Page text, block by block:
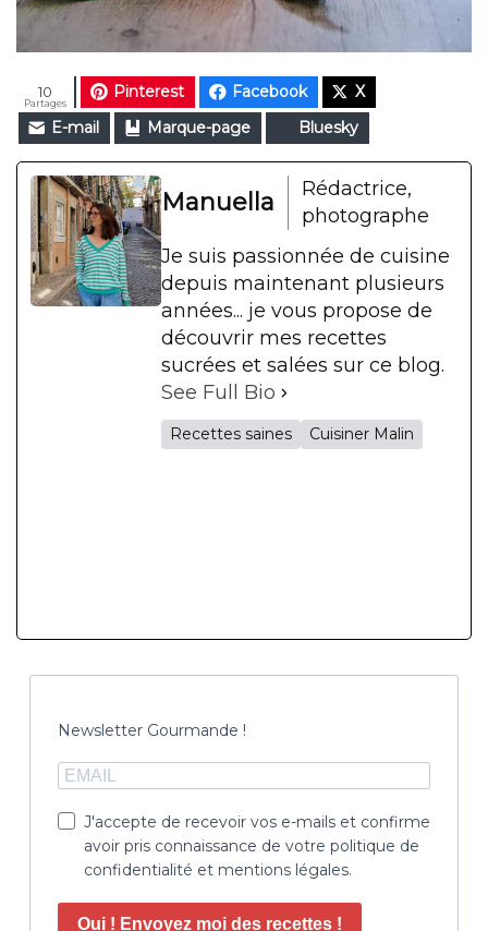
Pinterest Facebook
X
E-mail
Marque-page Bluesky
Partages
10
Manuella
Rédactrice,
photographe
Je suis passionnée de cuisine
depuis maintenant plusieurs
années... je vous propose de
découvrir mes recettes
sucrées et salées sur ce blog.
See Full Bio
Recettes saines Cuisiner Malin
Newsletter Gourmande !
J'accepte de recevoir vos e-mails et confirme
avoir pris connaissance de votre politique de
confidentialité et mentions légales.
Oui ! Envoyez moi des recettes !